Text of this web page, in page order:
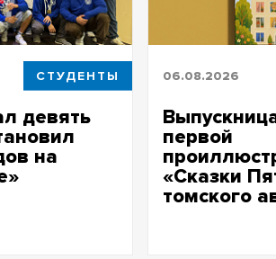
СТУДЕНТЫ
девять
на
06.08.2026
первой
«Сказки
томского